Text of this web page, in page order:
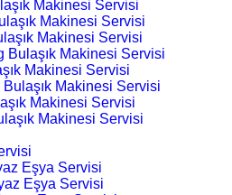
Makinesi Servisi
Makinesi Servisi
Makinesi Servisi
Bulaşık Makinesi Servisi
Makinesi Servisi
Makinesi Servisi
Makinesi Servisi
Makinesi Servisi
Eşya Servisi
Eşya Servisi